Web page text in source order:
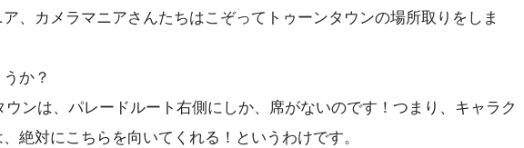
、カメラマニアさんたちはこぞってトゥーンタウンの場所取りをしま
か？
ウンは、パレードルート右側にしか、席がないのです！つまり、キャラク
絶対にこちらを向いてくれる！というわけです。